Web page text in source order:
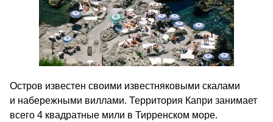
Остров известен своими известняковыми скалами
и набережными виллами. Территория Капри занимает
всего 4 квадратные мили в Тирренском море.